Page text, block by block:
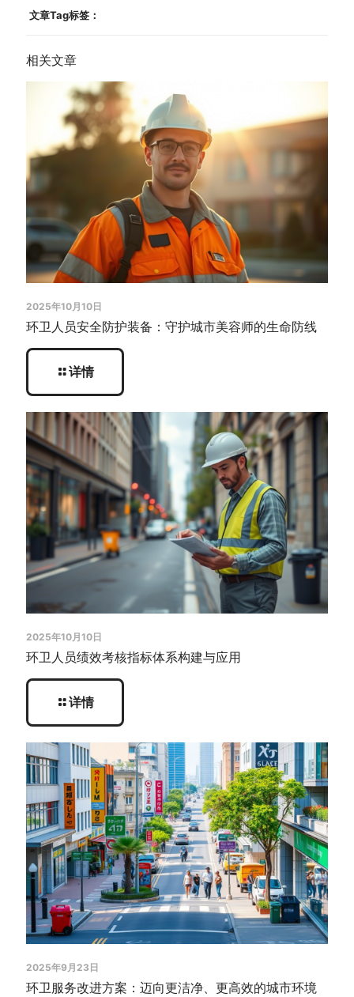
文章Tag标签：
相关文章
2025年10月10日
环卫人员安全防护装备：守护城市美容师的生命防线
详情
2025年10月10日
环卫人员绩效考核指标体系构建与应用
详情
2025年9月23日
环卫服务改进方案：迈向更洁净、更高效的城市环境